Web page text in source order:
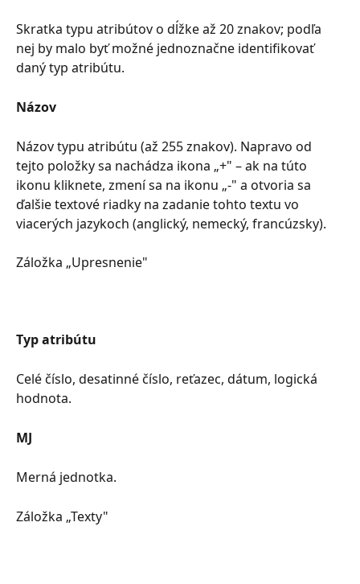
Skratka typu atribútov o dĺžke až 20 znakov; podľa
nej by malo byť možné jednoznačne identifikovať
daný typ atribútu.
Názov
Názov typu atribútu (až 255 znakov). Napravo od
tejto položky sa nachádza ikona „+" – ak na túto
ikonu kliknete, zmení sa na ikonu „-" a otvoria sa
ďalšie textové riadky na zadanie tohto textu vo
viacerých jazykoch (anglický, nemecký, francúzsky).
Záložka „Upresnenie"
Typ atribútu
Celé číslo, desatinné číslo, reťazec, dátum, logická
hodnota.
MJ
Merná jednotka.
Záložka „Texty"